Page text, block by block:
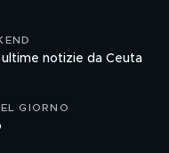
ultime notizie da Ceuta
GIORNO